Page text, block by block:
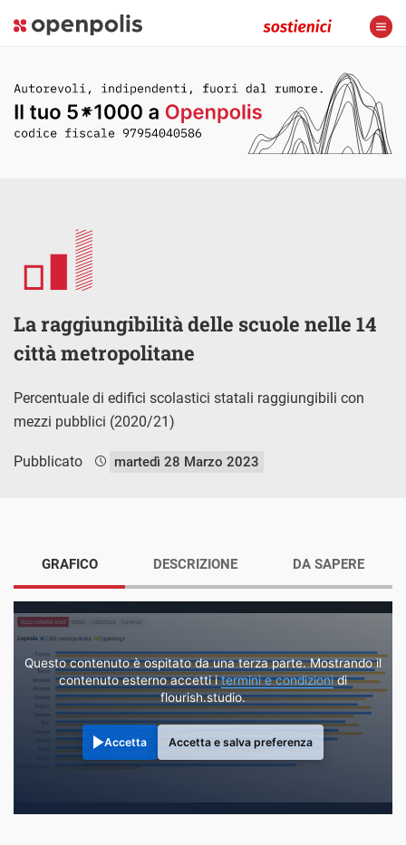
La raggiungibilità delle scuole nelle 14
città metropolitane
Percentuale di edifici scolastici statali raggiungibili con
mezzi pubblici (2020/21)
Pubblicato martedì 28 Marzo 2023
GRAFICO
Questo contenuto è ospitato da una terza parte. Mostrando il
contenuto esterno accetti itermini e condizionidi
flourish.studio.
Accetta Accetta e salva preferenza
DESCRIZIONE DA SAPERE